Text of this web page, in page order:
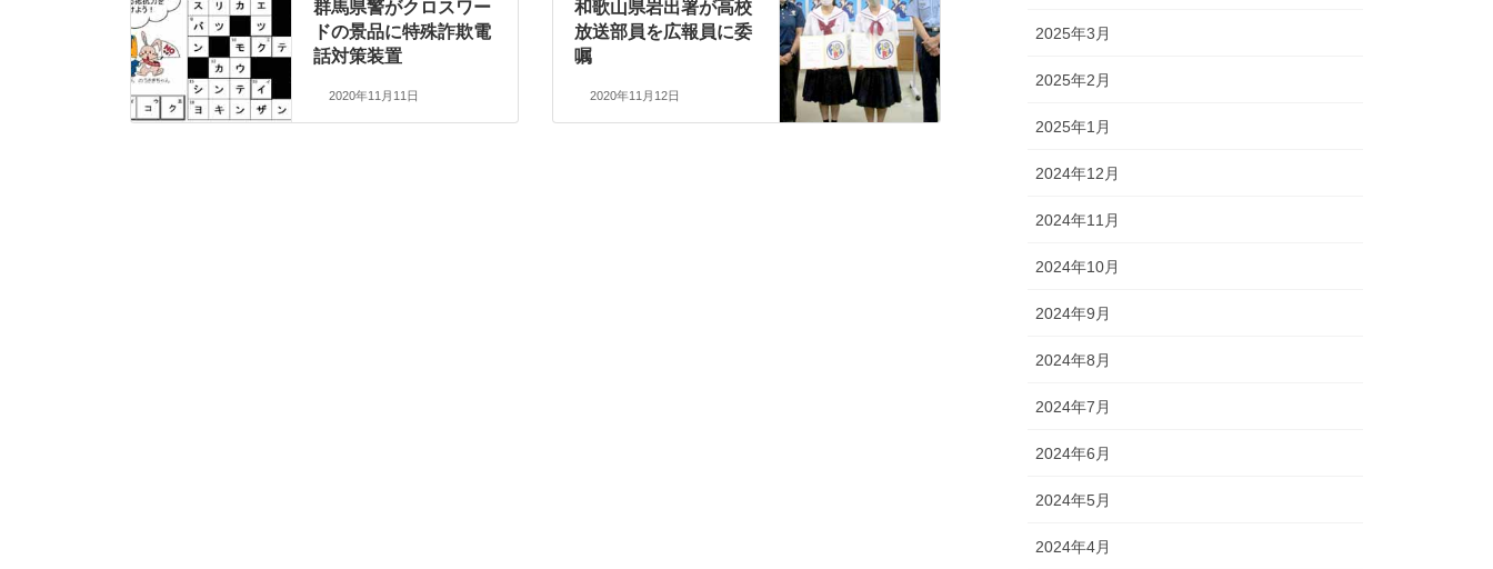
群馬県警がクロスワー
ドの景品に特殊詐欺電
話対策装置
2020年11月11日
和歌山県岩出署が高校
放送部員を広報員に委
嘱
2020年11月12日
2025年3月
2025年2月
2025年1月
2024年12月
2024年11月
2024年10月
2024年9月
2024年8月
2024年7月
2024年6月
2024年5月
2024年4月